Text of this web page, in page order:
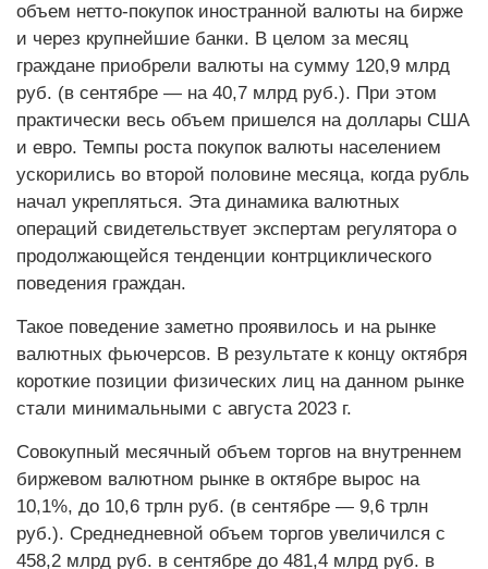
объем нетто-покупок иностранной валюты на бирже
и через крупнейшие банки. В целом за месяц
граждане приобрели валюты на сумму 120,9 млрд
руб. (в сентябре — на 40,7 млрд руб.). При этом
практически весь объем пришелся на доллары США
и евро. Темпы роста покупок валюты населением
ускорились во второй половине месяца, когда рубль
начал укрепляться. Эта динамика валютных
операций свидетельствует экспертам регулятора о
продолжающейся тенденции контрциклического
поведения граждан.
Такое поведение заметно проявилось и на рынке
валютных фьючерсов. В результате к концу октября
короткие позиции физических лиц на данном рынке
стали минимальными с августа 2023 г.
Совокупный месячный объем торгов на внутреннем
биржевом валютном рынке в октябре вырос на
10,1%, до 10,6 трлн руб. (в сентябре — 9,6 трлн
руб.). Среднедневной объем торгов увеличился с
458,2 млрд руб. в сентябре до 481,4 млрд руб. в